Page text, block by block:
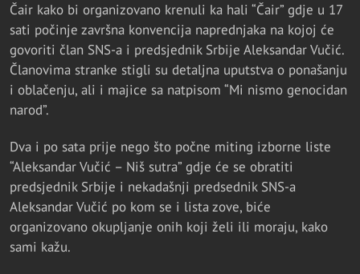
Čair kako bi organizovano krenuli ka hali “Čair” gdje u 17
sati počinje završna konvencija naprednjaka na kojoj će
govoriti član SNS-a i predsjednik Srbije Aleksandar Vučić.
Članovima stranke stigli su detaljna uputstva o ponašanju
i oblačenju, ali i majice sa natpisom “Mi nismo genocidan
narod”.
Dva i po sata prije nego što počne miting izborne liste
“Aleksandar Vučić – Niš sutra” gdje će se obratiti
predsjednik Srbije i nekadašnji predsednik SNS-a
Aleksandar Vučić po kom se i lista zove, biće
organizovano okupljanje onih koji želi ili moraju, kako
sami kažu.